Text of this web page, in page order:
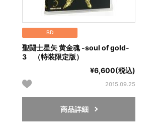
BD
聖闘士星矢 黄金魂 -soul of gold-
3 （特装限定版）
¥6,600(税込)
2015.09.25
商品詳細